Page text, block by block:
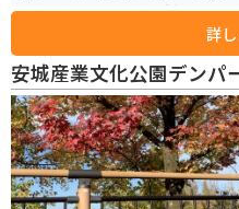
の花々が咲き乱れる花の大温室や、
物を購入することができます。 バイクで訪れる場合、デンパークの駐車場は
広く、駐輪スペースも確保されてい
は、花と緑に囲まれた癒しの空間で
す。地域の特産品としては、安城産
詳
安城産業文化公園デンパ